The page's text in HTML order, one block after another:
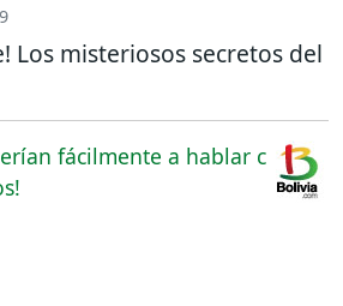
Los misteriosos secretos del